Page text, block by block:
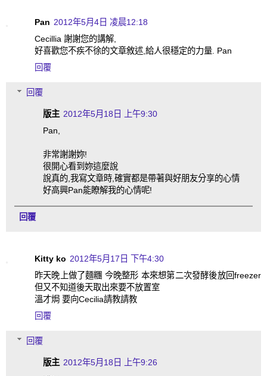
Pan 2012年5月4日 凌晨12:18
Cecillia 謝謝您的講解,
好喜歡您不疾不徐的文章敘述,給人很穩定的力量. Pan
回覆
回覆
版主 2012年5月18日 上午9:30
Pan,
非常謝謝妳!
很開心看到妳這麼說
說真的,我寫文章時,確實都是帶著與好朋友分享的心情
好高興Pan能瞭解我的心情呢!
回覆
Kitty ko 2012年5月17日 下午4:30
昨天晚上做了麵糰 今晚整形 本來想第二次發酵後放回freezer
但又不知道後天取出來要不放置室
溫才焗 要向Cecilia請教請教
回覆
回覆
版主 2012年5月18日 上午9:26